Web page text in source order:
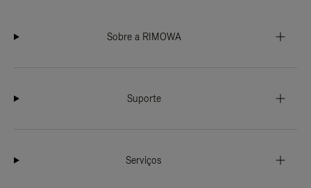
Sobre a RIMOWA
Suporte
Serviços